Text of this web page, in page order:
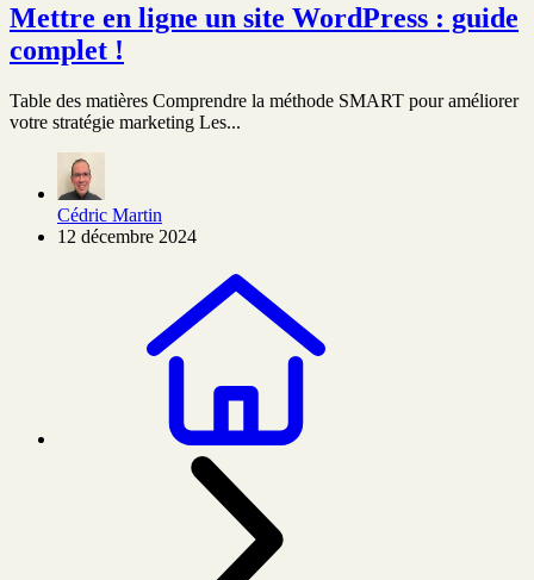
Mettre en ligne un site WordPress : guide
complet !
Table des matières Comprendre la méthode SMART pour améliorer
votre stratégie marketing Les...
Cédric Martin
12 décembre 2024